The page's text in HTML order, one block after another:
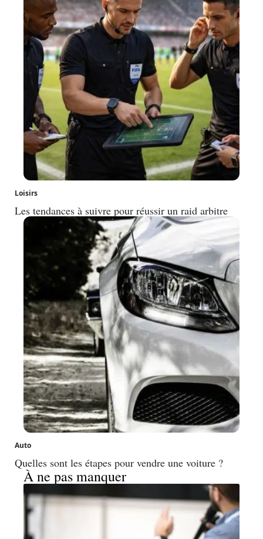
Loisirs
Les tendances à suivre pour réussir un raid arbitre
Auto
Quelles sont les étapes pour vendre une voiture ?
À ne pas manquer